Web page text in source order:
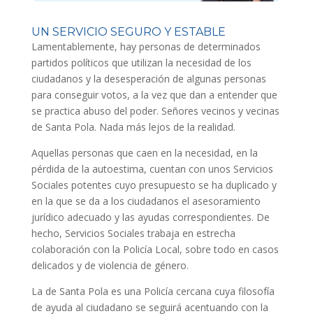
UN SERVICIO SEGURO Y ESTABLE
Lamentablemente, hay personas de determinados
partidos políticos que utilizan la necesidad de los
ciudadanos y la desesperación de algunas personas
para conseguir votos, a la vez que dan a entender que
se practica abuso del poder. Señores vecinos y vecinas
de Santa Pola. Nada más lejos de la realidad.
Aquellas personas que caen en la necesidad, en la
pérdida de la autoestima, cuentan con unos Servicios
Sociales potentes cuyo presupuesto se ha duplicado y
en la que se da a los ciudadanos el asesoramiento
jurídico adecuado y las ayudas correspondientes. De
hecho, Servicios Sociales trabaja en estrecha
colaboración con la Policía Local, sobre todo en casos
delicados y de violencia de género.
La de Santa Pola es una Policía cercana cuya filosofía
de ayuda al ciudadano se seguirá acentuando con la